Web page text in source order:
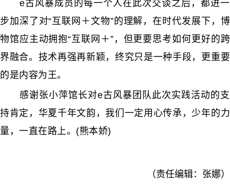
e古风暴成员的每一个人在此次交谈之后，都进一
步加深了对“互联网＋文物”的理解，在时代发展下，博
物馆应主动拥抱“互联网＋”，但更要思考如何更好的跨
界融合。技术再强再新颖，终究只是一种手段，更重要
的是内容为王。
感谢张小萍馆长对e古风暴团队此次实践活动的支
持肯定，华夏千年文韵，我们一定用心传承，少年的力
量，一直在路上。(熊本娇)
（责任编辑：张娜）